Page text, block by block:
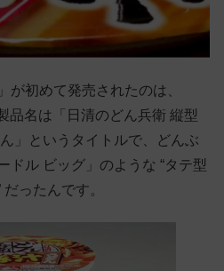
が初めて発売されたのは、
品名は「日清のどん兵衛 縦型
」というタイトルで、どんぶ
ドル ビッグ」のような “タテ型
ったんです。